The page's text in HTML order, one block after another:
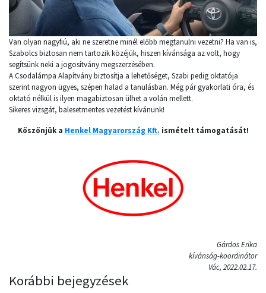
Van olyan nagyfiú, aki ne szeretne minél előbb megtanulni vezetni? Ha van is,
Szabolcs biztosan nem tartozik közéjük, hiszen kívánsága az volt, hogy
segítsünk neki a jogosítvány megszerzésében.
A Csodalámpa Alapítvány biztosítja a lehetőséget, Szabi pedig oktatója
szerint nagyon ügyes, szépen halad a tanulásban. Még pár gyakorlati óra, és
oktató nélkül is ilyen magabiztosan ülhet a volán mellett.
Sikeres vizsgát, balesetmentes vezetést kívánunk!
Köszönjük a Henkel Magyarország Kft. ismételt támogatását!
Gárdos Erika
kívánság-koordinátor
Vác, 2022.02.17.
Korábbi bejegyzések